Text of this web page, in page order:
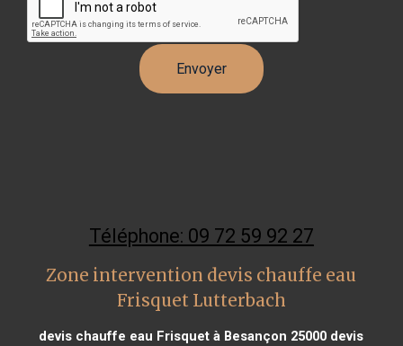
Téléphone: 09 72 59 92 27
Zone intervention devis chauffe eau
Frisquet Lutterbach
devis chauffe eau Frisquet à Besançon 25000 devis